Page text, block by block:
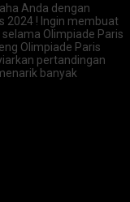
Anda dengan
2024 ! Ingin membuat
Olimpiade Paris
Olimpiade Paris
pertandingan
banyak